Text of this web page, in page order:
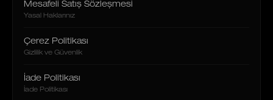
Mesafeli Satış Sözleşmesi
Yasal Haklarınız
Çerez Politikası
Gizlilik ve Güvenlik
İade Politikası
İade Politikası